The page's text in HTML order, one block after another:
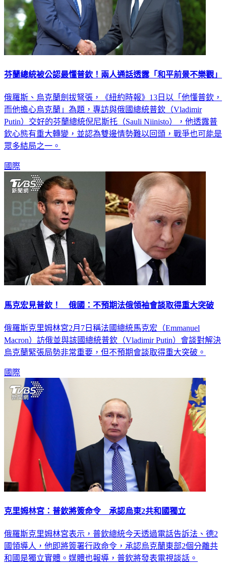
芬蘭總統被公認最懂普欽！兩人通話透露「和平前景不樂觀」
俄羅斯、烏克蘭劍拔弩張，《紐約時報》13日以「他懂普欽，
而他擔心烏克蘭」為題，專訪與俄國總統普欽（Vladimir
Putin）交好的芬蘭總統倪尼斯托（Sauli Niinisto），他透露普
欽心態有重大轉變，並認為雙邊情勢難以回頭，戰爭也可能是
眾多結局之一。
國際
馬克宏見普欽！ 俄國：不預期法俄領袖會談取得重大突破
俄羅斯克里姆林宮2月7日稱法國總統馬克宏（Emmanuel
Macron）訪俄並與該國總統普欽（Vladimir Putin）會談對解決
烏克蘭緊張局勢非常重要，但不預期會談取得重大突破。
國際
克里姆林宮：普欽將簽命令 承認烏東2共和國獨立
俄羅斯克里姆林宮表示，普欽總統今天透過電話告訴法、德2
國領導人，他即將簽署行政命令，承認烏克蘭東部2個分離共
和國是獨立實體。媒體也報導，普欽將發表電視談話。